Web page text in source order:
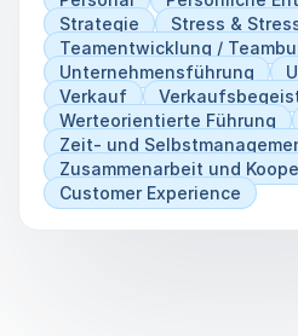
Strategie
Stress &
Teamentwicklung /
Unternehmensführung
Verkauf
Werteorientierte Führung
Zeit- und
Zusammenarbeit und
Customer Experience